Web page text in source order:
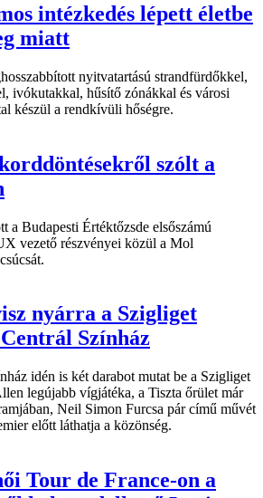
intézkedés lépett életbe
miatt
nyitvatartású strandfürdőkkel,
ivókutakkal, hűsítő zónákkal és városi
készül a rendkívüli hőségre.
szólt a
a Budapesti Értéktőzsde elsőszámú
vezető részvényei közül a Mol
nyárra a Szigliget
Színház
idén is két darabot mutat be a Szigliget
legújabb vígjátéka, a Tiszta őrület már
Neil Simon Furcsa pár című művét
előtt láthatja a közönség.
Tour de France-on a